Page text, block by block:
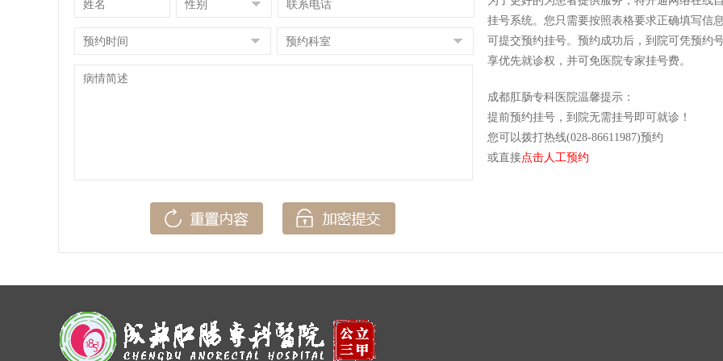
挂号系统。您只需要按照表格要求正确填写信
可提交预约挂号。预约成功后，到院可凭预约
享优先就诊权，并可免医院专家挂号费。
成都肛肠专科医院温馨提示：
提前预约挂号，到院无需挂号即可就诊！
您可以拨打热线(028-86611987)预约
或直接点击人工预约